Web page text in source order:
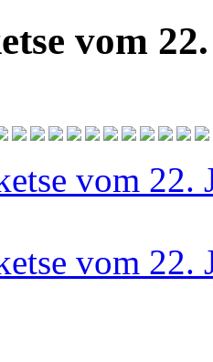
vom
vom 22.
vom 22.